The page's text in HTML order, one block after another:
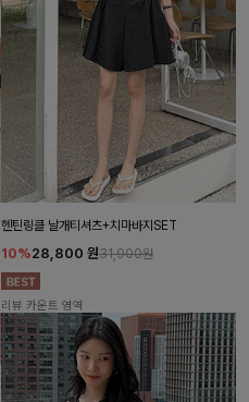
헨틴링클 날개티셔츠+치마바지SET
10%28,800 원31,900원
리뷰 카운트 영역